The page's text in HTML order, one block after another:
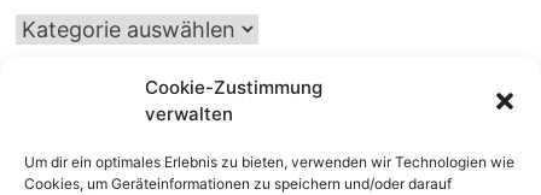
Cookie-Zustimmung
verwalten
Um dir ein optimales Erlebnis zu bieten, verwenden wir Technologien wie
Cookies, um Geräteinformationen zu speichern und/oder darauf
Kategorien
SCHACHTICKER